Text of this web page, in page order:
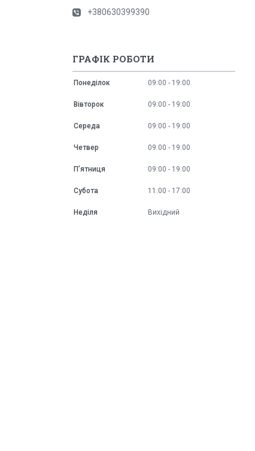
+380630399390
ГРАФІК РОБОТИ
Понеділок 09:00 19:00
Вівторок 09:00 19:00
Середа 09:00 19:00
Четвер 09:00 19:00
Пʼятниця 09:00 19:00
Субота 11:00 17:00
Неділя Вихідний